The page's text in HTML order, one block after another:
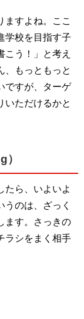
ますよね。ここ
学校を目指す子
こう！」と考え
、もっともっと
ですが、ターゲ
いただけるかと
）
たら、いよいよ
のは、ざっく
ます。さっきの
ラシをまく相手